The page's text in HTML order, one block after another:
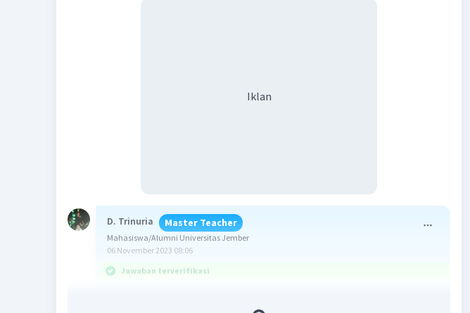
Iklan
D. Trinuria Master Teacher
Mahasiswa/Alumni Universitas Jember
06 November 2023 08:06
Jawaban terverifikasi